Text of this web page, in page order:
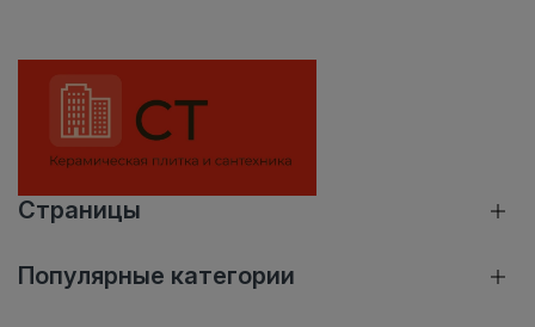
Страницы
Популярные категории